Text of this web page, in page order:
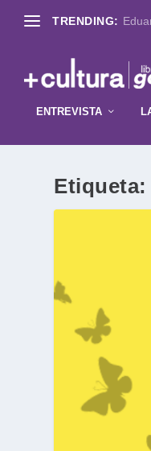
TRENDING:
ENTREVISTA
Etiqueta: